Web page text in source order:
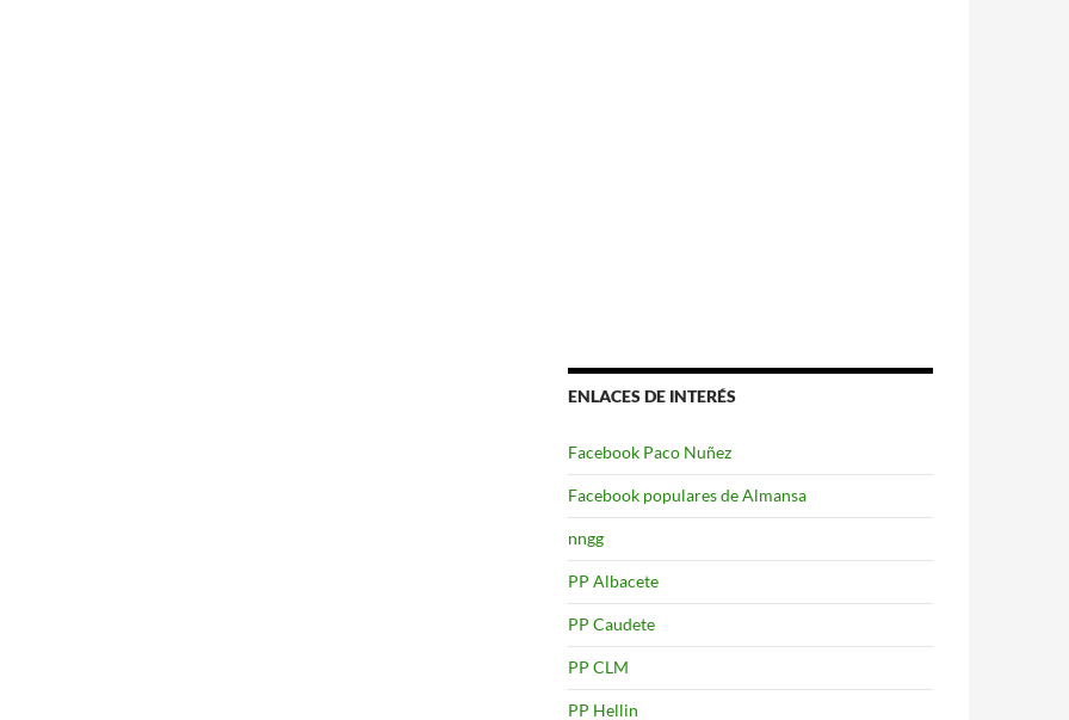
ENLACES DE INTERÉS
Facebook Paco Nuñez
Facebook populares de Almansa
nngg
PP Albacete
PP Caudete
PP CLM
PP Hellin